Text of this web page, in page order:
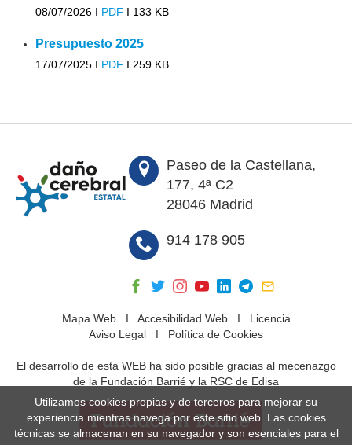
08/07/2026 I PDF I 133 KB
Presupuesto 2025
17/07/2025 I PDF I 259 KB
Paseo de la Castellana,
177, 4ª C2
28046 Madrid
914 178 905
Mapa WebI Accesibilidad WebI Licencia
Aviso Legal I Política de Cookies
El desarrollo de esta WEB ha sido posible gracias al mecenazgo
de la Fundación Barrié y la RSC de Edisa
Utilizamos cookies propias y de terceros para mejorar su
experiencia mientras navega por este sitio web. Las cookies
técnicas se almacenan en su navegador y son esenciales para el